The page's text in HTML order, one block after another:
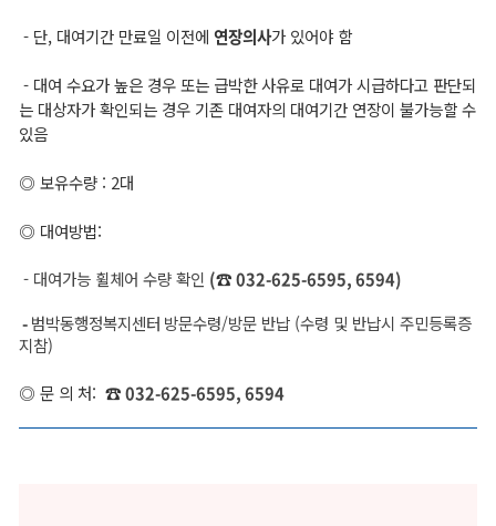
- 단, 대여기간 만료일 이전에 연장의사가 있어야 함
- 대여 수요가 높은 경우 또는 급박한 사유로 대여가 시급하다고 판단되
는 대상자가 확인되는 경우 기존 대여자의 대여기간 연장이 불가능할 수
있음
◎ 보유수량 : 2대
◎ 대여방법:
- 대여가능 휠체어 수량 확인 (☎032-625-6595, 6594)
-범박동행정복지센터 방문수령/방문 반납 (수령 및 반납시 주민등록증
지참)
◎ 문 의 처: ☎032-625-6595, 6594